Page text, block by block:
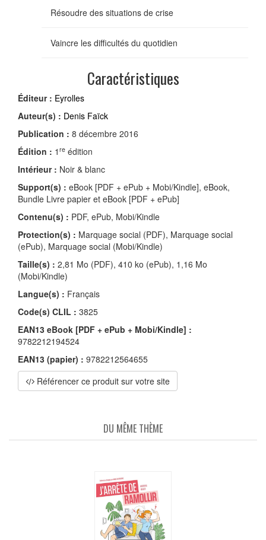
Résoudre des situations de crise
Vaincre les difficultés du quotidien
Caractéristiques
Éditeur : Eyrolles
Auteur(s) : Denis Faïck
Publication : 8 décembre 2016
Édition : 1 re édition
Intérieur : Noir & blanc
Support(s) : eBook [PDF + ePub + Mobi/Kindle], eBook,
Bundle Livre papier et eBook [PDF + ePub]
Contenu(s) : PDF, ePub, Mobi/Kindle
Protection(s) : Marquage social (PDF), Marquage social
(ePub), Marquage social (Mobi/Kindle)
Taille(s) : 2,81 Mo (PDF), 410 ko (ePub), 1,16 Mo
(Mobi/Kindle)
Langue(s) : Français
Code(s) CLIL : 3825
EAN13 eBook [PDF + ePub + Mobi/Kindle] :
9782212194524
EAN13 (papier) : 9782212564655
Référencer ce produit sur votre site
DU MÊME THÈME